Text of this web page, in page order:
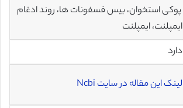
پوکی استخوان، بیس فسفونات ها، روند ادغام
ایمپلنت، ایمپلنت
دارد
لینک این مقاله در سایت Ncbi